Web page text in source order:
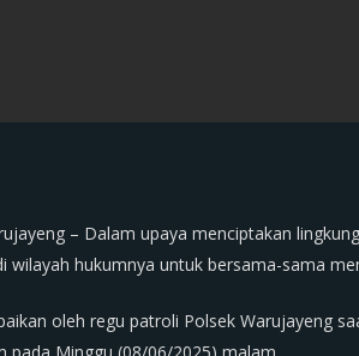
– Dalam upaya menciptakan
wilayah hukumnya untuk bersama-sama
oleh regu patroli Polsek Warujayeng